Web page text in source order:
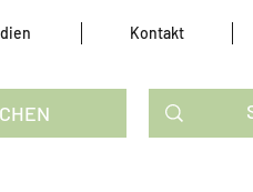
Kontakt